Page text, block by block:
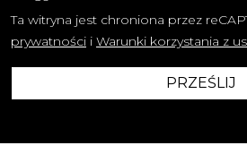
Ta witryna jest chroniona przez
prywatności i Warunki korzystania z
PRZEŚLIJ